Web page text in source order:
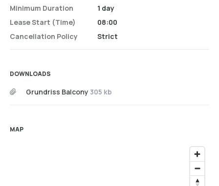
Minimum Duration
Lease Start (time)
Cancellation Policy
1 day
08:00
Strict
DOWNLOADS
Grundriss Balcony 305 kb
MAP